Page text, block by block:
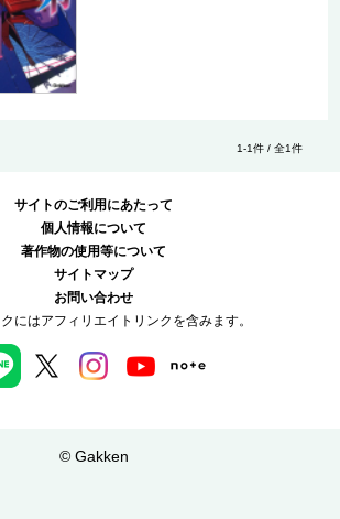
1-1件 / 全1件
サイトのご利用にあたって
個人情報について
著作物の使用等について
サイトマップ
お問い合わせ
にはアフィリエイトリンクを含みます。
© Gakken